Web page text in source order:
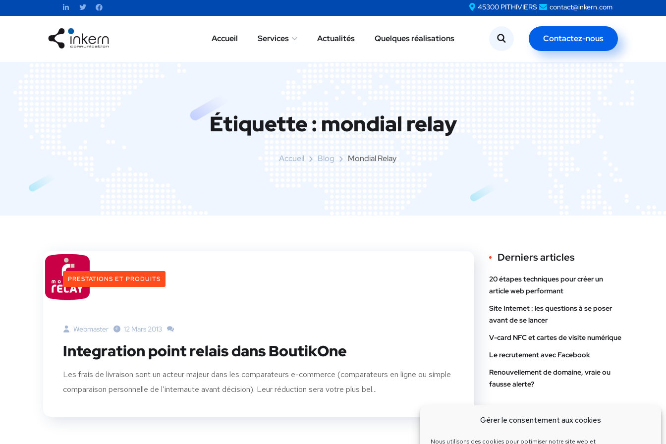
Gérer le consentement aux cookies
Nous utilisons des cookies pour optimiser notre site web et
45300 PITHIVIERS contact@inkern.com
Accueil Services Actualités Quelques réalisations Contactez-nous
Contactez-nous
Étiquette :mondial relay
Accueil Blog Mondial Relay
PRESTATIONS ET PRODUITS
Webmaster 12 Mars 2013
Integration point relais dans BoutikOne
Les frais de livraison sont un acteur majeur dans les comparateurs e-commerce (comparateurs en ligne ou simple
comparaison personnelle de l’internaute avant décision). Leur réduction sera votre plus bel...
Derniers articles
20 étapes techniques pour créer un
article web performant
Site Internet : les questions à se poser
avant de se lancer
V-card NFC et cartes de visite numérique
Le recrutement avec Facebook
Renouvellement de domaine, vraie ou
fausse alerte?